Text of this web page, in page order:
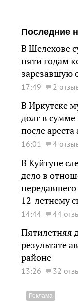
Последние
В Шелехове
пяти годам
зарезавшую
17:49 2
В Иркутске
долг в сумме
после
16:01 4
В Куйтуне
дело в
12-летнему
14:44 44
Пятилетняя
результате
районе
13:26 32